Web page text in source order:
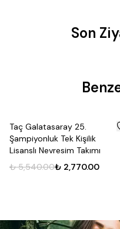
Son
50
Taç Galatasaray 25.
Şampiyonluk Tek Kişilik
Lisanslı Nevresim Takımı
₺ 5,540.00₺ 2,770.00